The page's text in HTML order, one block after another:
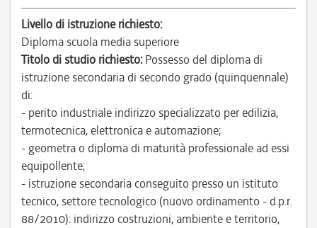
Livello di istruzione richiesto:
Diploma scuola media superiore
Titolo di studio richiesto: Possesso del diploma di
istruzione secondaria di secondo grado (quinquennale)
di:
- perito industriale indirizzo specializzato per edilizia,
termotecnica, elettronica e automazione;
- geometra o diploma di maturità professionale ad essi
equipollente;
- istruzione secondaria conseguito presso un istituto
tecnico, settore tecnologico (nuovo ordinamento - d.p.r.
88/2010): indirizzo costruzioni, ambiente e territorio,